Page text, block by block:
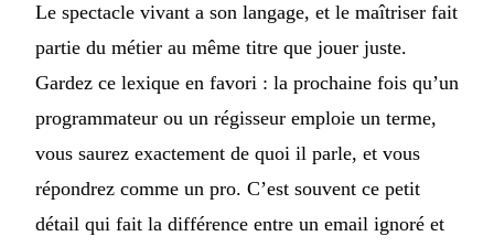
Le spectacle vivant a son langage, et le maîtriser fait
partie du métier au même titre que jouer juste.
Gardez ce lexique en favori : la prochaine fois qu’un
programmateur ou un régisseur emploie un terme,
vous saurez exactement de quoi il parle, et vous
répondrez comme un pro. C’est souvent ce petit
détail qui fait la différence entre un email ignoré et